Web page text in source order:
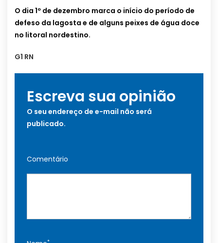
O dia 1º de dezembro marca o início do período de
defeso da lagosta e de alguns peixes de água doce
no litoral nordestino.
G1 RN
Escreva sua opinião
O seu endereço de e-mail não será
publicado.
Comentário